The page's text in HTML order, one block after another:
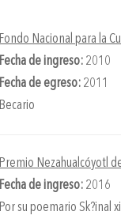
Fondo Nacional para la
Fecha de ingreso: 2010
Fecha de egreso: 2011
Becario
Premio Nezahualcóyotl
Fecha de ingreso: 2016
Por su poemario Sk?inal